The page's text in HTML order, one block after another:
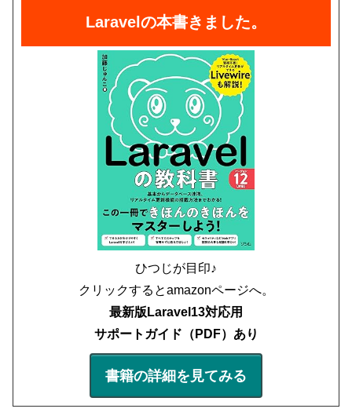
Laravelの本書きました。
ひつじが目印♪
クリックするとamazonページへ。
最新版Laravel13対応用
サポートガイド（PDF）あり
書籍の詳細を見てみる